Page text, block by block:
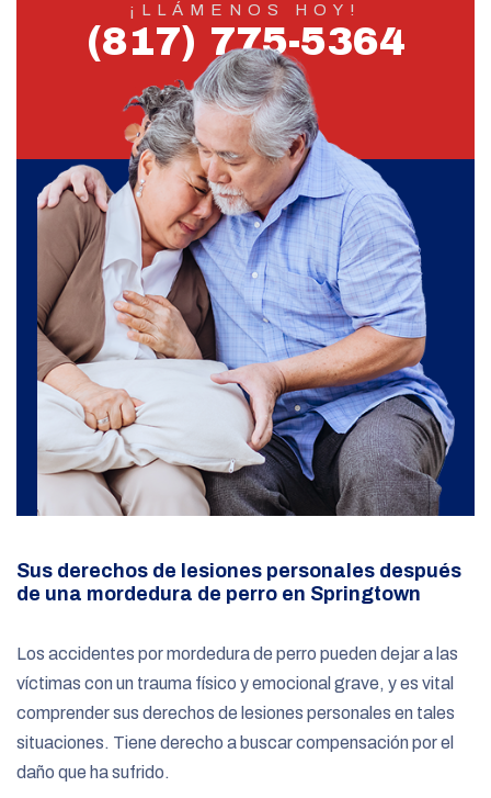
¡LLÁMENOS HOY!
(817) 775-5364
Sus derechos de lesiones personales después
de una mordedura de perro en Springtown
Los accidentes por mordedura de perro pueden dejar a las
víctimas con un trauma físico y emocional grave, y es vital
comprender sus derechos de lesiones personales en tales
situaciones. Tiene derecho a buscar compensación por el
daño que ha sufrido.